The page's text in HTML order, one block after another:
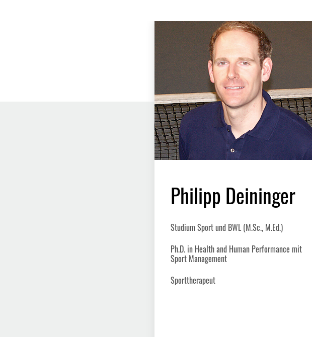
Philipp Deininger
Studium Sport und BWL (M.Sc., M.Ed.)
Ph.D. in Health and Human Performance mit
Sport Management
Sporttherapeut